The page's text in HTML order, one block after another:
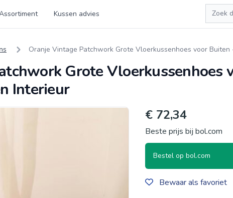
Kussen advies
Zoeken
Oranje Vintage Patchwork Grote Vloerkussenhoes voor
Grote Vloerkussenhoes
Interieur
€ 72,34
Beste prijs bij bol.com
Bestel op bol.com
Bewaar als favoriet